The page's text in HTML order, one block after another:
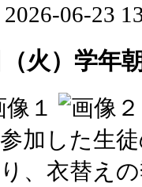
2026-06-23
火）学年
加した生
、衣替え